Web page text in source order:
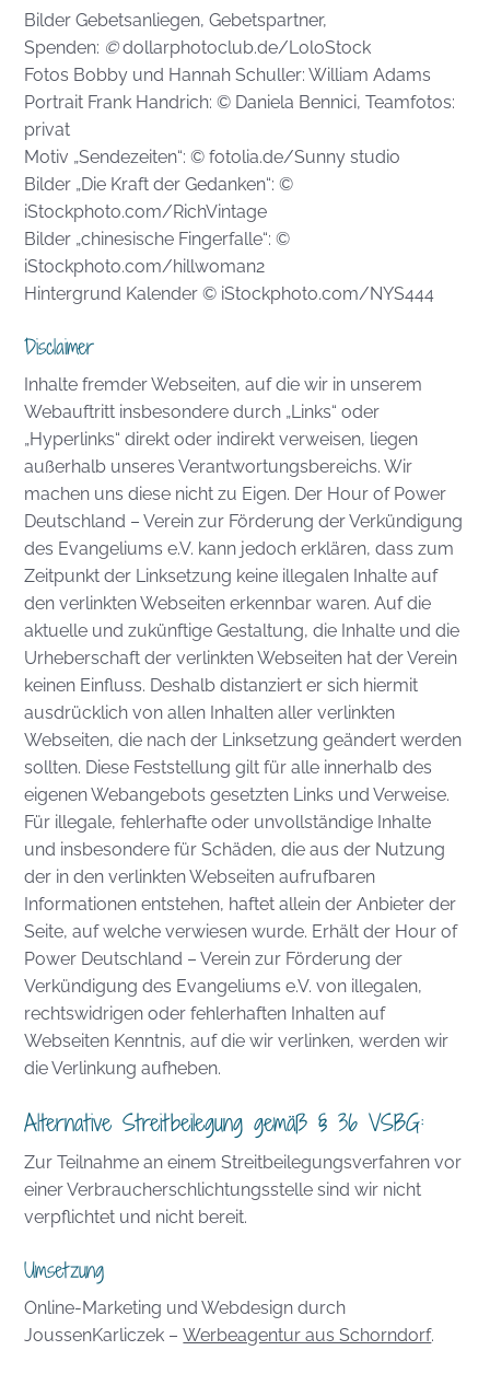
Bilder Gebetsanliegen, Gebetspartner,
Spenden: ©dollarphotoclub.de/LoloStock
Fotos Bobby und Hannah Schuller: William Adams
Portrait Frank Handrich: © Daniela Bennici, Teamfotos:
privat
Motiv „Sendezeiten“: © fotolia.de/Sunny studio
Bilder „Die Kraft der Gedanken“: ©
iStockphoto.com/RichVintage
Bilder „chinesische Fingerfalle“: ©
iStockphoto.com/hillwoman2
Hintergrund Kalender © iStockphoto.com/NYS444
Disclaimer
Inhalte fremder Webseiten, auf die wir in unserem
Webauftritt insbesondere durch „Links“ oder
„Hyperlinks“ direkt oder indirekt verweisen, liegen
außerhalb unseres Verantwortungsbereichs. Wir
machen uns diese nicht zu Eigen. Der Hour of Power
Deutschland – Verein zur Förderung der Verkündigung
des Evangeliums e.V. kann jedoch erklären, dass zum
Zeitpunkt der Linksetzung keine illegalen Inhalte auf
den verlinkten Webseiten erkennbar waren. Auf die
aktuelle und zukünftige Gestaltung, die Inhalte und die
Urheberschaft der verlinkten Webseiten hat der Verein
keinen Einfluss. Deshalb distanziert er sich hiermit
ausdrücklich von allen Inhalten aller verlinkten
Webseiten, die nach der Linksetzung geändert werden
sollten. Diese Feststellung gilt für alle innerhalb des
eigenen Webangebots gesetzten Links und Verweise.
Für illegale, fehlerhafte oder unvollständige Inhalte
und insbesondere für Schäden, die aus der Nutzung
der in den verlinkten Webseiten aufrufbaren
Informationen entstehen, haftet allein der Anbieter der
Seite, auf welche verwiesen wurde. Erhält der Hour of
Power Deutschland – Verein zur Förderung der
Verkündigung des Evangeliums e.V. von illegalen,
rechtswidrigen oder fehlerhaften Inhalten auf
Webseiten Kenntnis, auf die wir verlinken, werden wir
die Verlinkung aufheben.
Alternative Streitbeilegung gemäß § 36 VSBG:
Zur Teilnahme an einem Streitbeilegungsverfahren vor
einer Verbraucherschlichtungsstelle sind wir nicht
verpflichtet und nicht bereit.
Umsetzung
Online-Marketing und Webdesign durch
JoussenKarliczek –Werbeagentur aus Schorndorf.